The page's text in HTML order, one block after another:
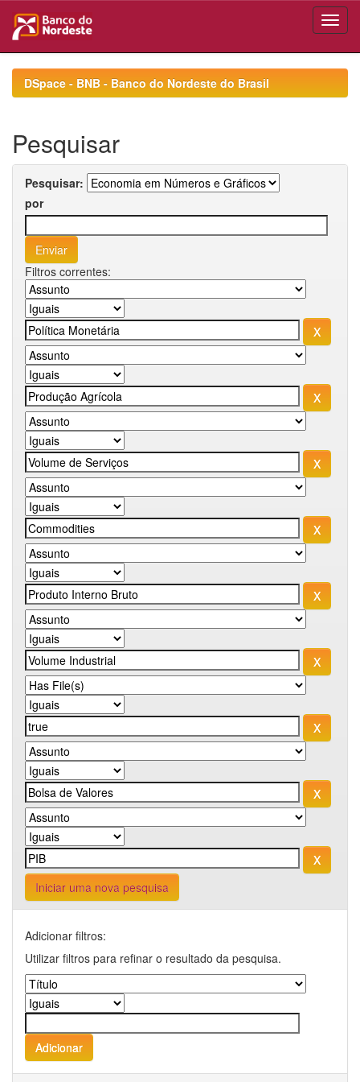
navigationDSpace - BNB - Banco do Nordeste do Brasil
Pesquisar
Pesquisar:
por
Filtros correntes:
Iniciar uma nova pesquisa
Adicionar filtros:
Utilizar filtros para refinar o resultado da pesquisa.